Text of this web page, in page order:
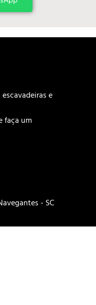
e
faça um
- SC